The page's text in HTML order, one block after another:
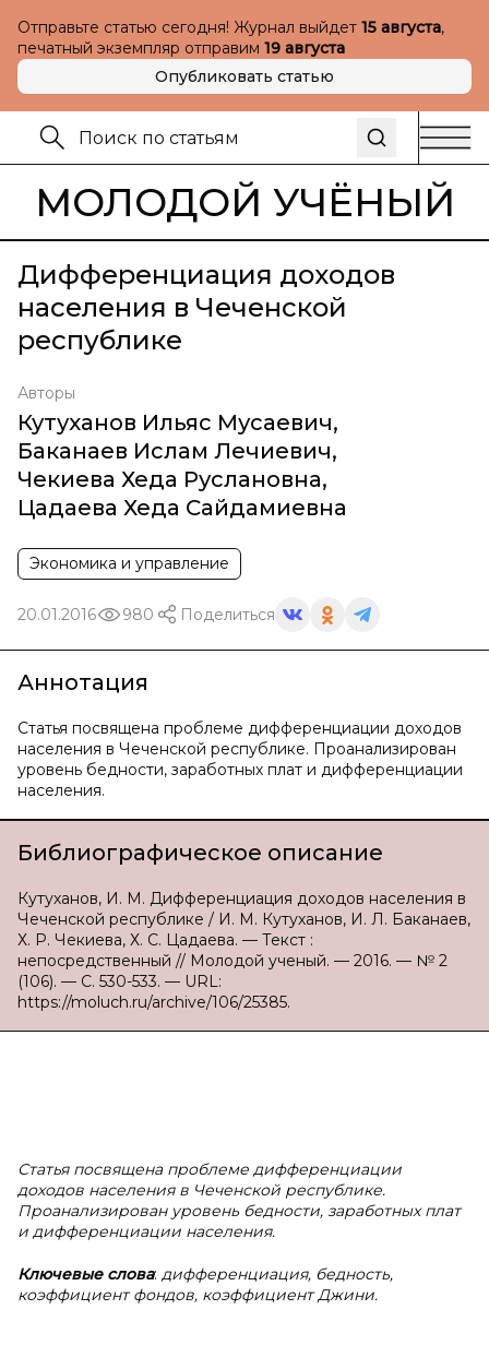
Отправьте статью сегодня! Журнал выйдет 15 августа,
печатный экземпляр отправим 19 августа
Опубликовать статью
МОЛОДОЙ УЧЁНЫЙ
Дифференциация доходов
населения в Чеченской
республике
Авторы
Кутуханов Ильяс Мусаевич,
Баканаев Ислам Лечиевич,
Чекиева Хеда Руслановна,
Цадаева Хеда Сайдамиевна
Экономика и управление
20.01.2016 980 Поделиться
Аннотация
Статья посвящена проблеме дифференциации доходов
населения в Чеченской республике. Проанализирован
уровень бедности, заработных плат и дифференциации
населения.
Библиографическое описание
Кутуханов, И. М. Дифференциация доходов населения в
Чеченской республике / И. М. Кутуханов, И. Л. Баканаев,
Х. Р. Чекиева, Х. С. Цадаева. — Текст :
непосредственный // Молодой ученый. — 2016. — № 2
(106). — С. 530-533. — URL:
https://moluch.ru/archive/106/25385.
Статья посвящена проблеме дифференциации
доходов населения в Чеченской республике.
Проанализирован уровень бедности, заработных плат
и дифференциации населения.
Ключевые слова: дифференциация, бедность,
коэффициент фондов, коэффициент Джини.